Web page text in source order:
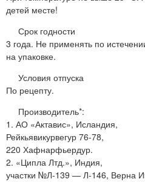
детей месте!
Срок годности
3 года. Не применять по
на упаковке.
Условия отпуска
По рецепту.
Производитель*:
1. АО «Актавис», Исландия,
Рейкьявикурвегур 76-78,
220 Хафнарфьердур.
2. «Ципла Лтд.», Индия,
участки №Л-139 — Л-146, Верна